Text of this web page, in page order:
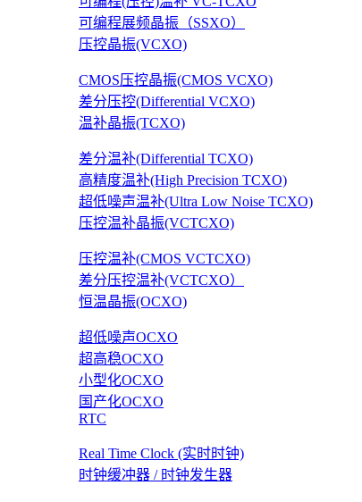
可编程展频晶振（SSXO）
压控晶振(VCXO)
CMOS压控晶振(CMOS VCXO)
差分压控(Differential VCXO)
温补晶振(TCXO)
差分温补(Differential TCXO)
高精度温补(High Precision TCXO)
超低噪声温补(Ultra Low Noise TCXO)
压控温补晶振(VCTCXO)
压控温补(CMOS VCTCXO)
差分压控温补(VCTCXO）
恒温晶振(OCXO)
超低噪声OCXO
超高稳OCXO
小型化OCXO
国产化OCXO
RTC
Real Time Clock (实时时钟)
时钟缓冲器 / 时钟发生器